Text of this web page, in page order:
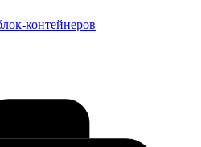
контейнеров